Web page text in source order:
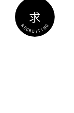
R
E
C
RUITI
N
G
求